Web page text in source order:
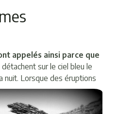
appelés ainsi parce que
sur le ciel bleu le
nuit. Lorsque des éruptions